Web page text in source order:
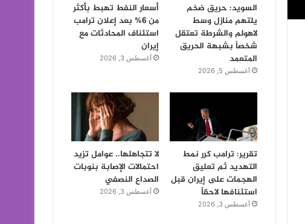
السويد: حريق ضخم
يلتهم منازل وسط
لاهولم والشرطة تعتقل
شخصاً بشبهة الحريق
المتعمد
أغسطس 5, 2026
أسعار النفط تهبط بأكثر
من 6% بعد إعلان ترامب
استئناف المحادثات مع
إيران
أغسطس 3, 2026
تقرير: ترامب كرر نمط
التهديد ثم تعليق
الهجمات على إيران قبل
استئنافها لاحقاً
أغسطس 3, 2026
لا تتجاهلها.. عوامل تزيد
احتمالات الإصابة بنوبات
الصداع النصفي
أغسطس 3, 2026